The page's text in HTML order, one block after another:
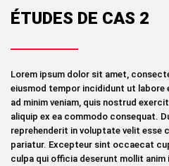
ÉTUDES DE CAS 2
Lorem ipsum dolor sit amet,
eiusmod tempor incididunt ut labore
ad minim veniam, quis nostrud
aliquip ex ea commodo consequat.
reprehenderit in voluptate velit esse
pariatur. Excepteur sint occaecat
culpa qui officia deserunt mollit anim